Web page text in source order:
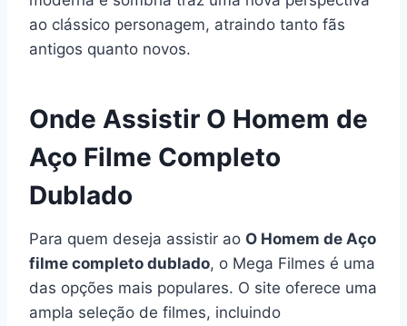
ao clássico personagem, atraindo tanto fãs
antigos quanto novos.
Onde Assistir O Homem de
Aço Filme Completo
Dublado
Para quem deseja assistir ao O Homem de Aço
filme completo dublado, o Mega Filmes é uma
das opções mais populares. O site oferece uma
ampla seleção de filmes, incluindo